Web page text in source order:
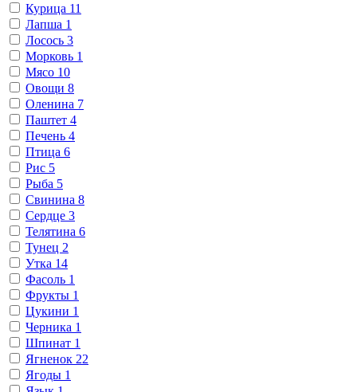
Курица 11
Лапша 1
Лосось 3
Морковь 1
Мясо 10
Овощи 8
Оленина 7
Паштет 4
Печень 4
Птица 6
Рис 5
Рыба 5
Свинина 8
Сердце 3
Телятина 6
Тунец 2
Утка 14
Фасоль 1
Фрукты 1
Цукини 1
Черника 1
Шпинат 1
Ягненок 22
Ягоды 1